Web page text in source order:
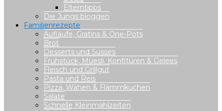
Elterntipps
Die Jungs bloggen
Familienrezepte
Aufläufe, Gratins & One-Pots
Brot
Desserts und Süsses
Frühstück, Müesli, Konfitüren & Gelees
Fleisch und Grillgut
Pasta und Reis
Pizza, Wähen & Flammkuchen
Salate
Schnelle Kleinmahlzeiten